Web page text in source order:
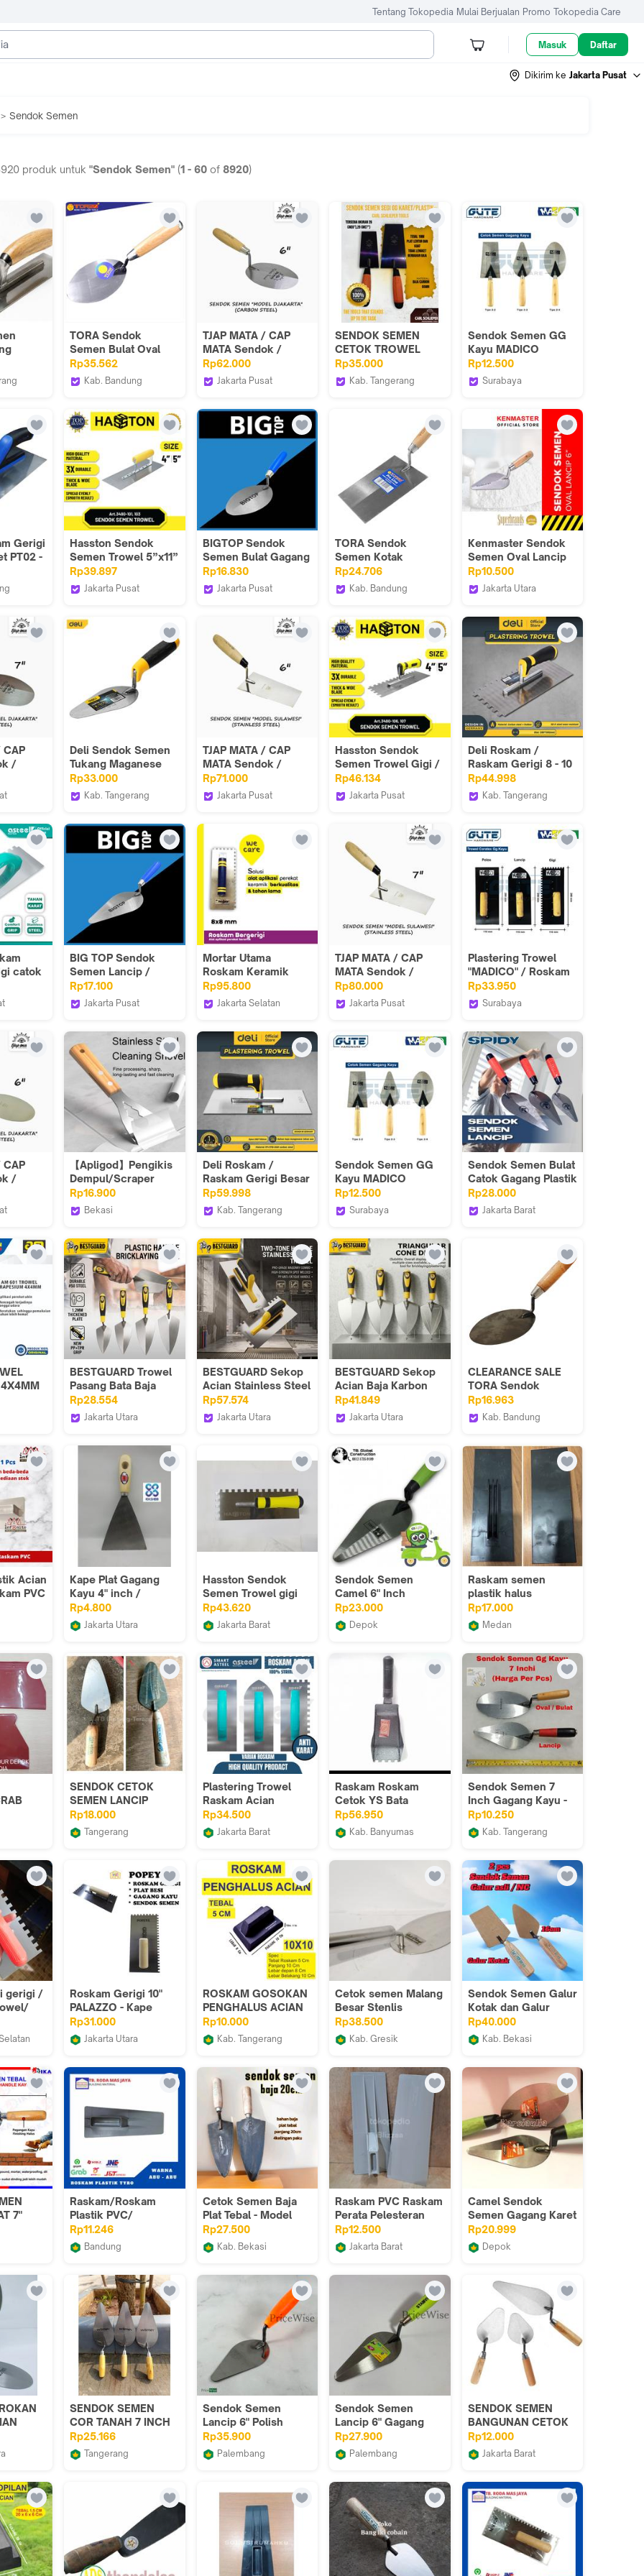
Tentang Tokopedia Mulai Berjualan Promo Tokopedia Care
Masuk Daftar
Dikirim ke Jakarta Pusat
> Sendok Semen
produk untuk "Sendok Semen" (1 - 60 of 8920)
Zehn
10cm
TORA Sendok
Semen Bulat Oval
Gagang Kayu 6 Inch
CS6
Rp35.562
Kab. Bandung
TJAP MATA / CAP
MATA Sendok /
Cetok Semen
Djakarta 6" (Carbon
Steel)
Rp62.000
Jakarta Pusat
SENDOK SEMEN
CETOK TROWEL
SEGI KOTAK
SEGIEMPAT CARL
SCHLIEPER 6' DAN 7'
Rp35.000
Kab. Tangerang
Sendok Semen GG
Kayu MADICO
Carbon Steel Tebal !
Lancip Persegi Oval
Rp12.500
Surabaya
Gerigi
PT02 -
Hasston Sendok
Semen Trowel 5”x11”
/ Cetok Semen
Plester (3480-101)
Rp39.897
Jakarta Pusat
BIGTOP Sendok
Semen Bulat Gagang
Kayu / Cetok Semen
(3500)
Rp16.830
Jakarta Pusat
TORA Sendok
Semen Kotak
Gagang Kayu 7 Inch
New
Rp24.706
Kab. Bandung
Kenmaster Sendok
Semen Oval Lancip
KM-1077 6 Inch / 7
Inch Gagang Kayu
Rp10.500
Jakarta Utara
Store
CAP
/
Deli Sendok Semen
Tukang Maganese
Steel 6 Inch & 8 Inch
Tebal Kokoh
Rp33.000
Kab. Tangerang
TJAP MATA / CAP
MATA Sendok /
Cetok Semen
Sulawesi 6" (Stainles
Steel)
Rp71.000
Jakarta Pusat
Hasston Sendok
Semen Trowel Gigi /
Cetok Semen
Plester Paint (3480)
Rp46.134
Jakarta Pusat
Deli Roskam /
Raskam Gerigi 8 - 10
Inch / Alat Plaster
Acian EDL50931X
Rp44.998
Kab. Tangerang
catok
BIG TOP Sendok
Semen Lancip /
Cetok Semen (3490)
Rp17.100
Jakarta Pusat
Mortar Utama
Roskam Keramik
Bergigi 8 mm
Rp95.800
Jakarta Selatan
TJAP MATA / CAP
MATA Sendok /
Cetok Semen
Sulawesi 7" -
Stainless Steel
Rp80.000
Jakarta Pusat
Plastering Trowel
"MADICO" / Roskam
/ Raskam / Untuk
Pasang Keramik
Rp33.950
Surabaya
CAP
/
【Apligod】Pengikis
Dempul/Scraper
Dempul/Knife
Plaster/Kapi
Stainless Anti
Steel/Putty
Knife/Putty Scraper
Rp16.900
Bekasi
Deli Roskam /
Raskam Gerigi Besar
10" / Alat Plaster
Acian EDL509311
Rp59.998
Kab. Tangerang
Sendok Semen GG
Kayu MADICO
Carbon Steel Tebal !
Lancip Persegi Oval
Rp12.500
Surabaya
Sendok Semen Bulat
Catok Gagang Plastik
Plester Acian Dinding
Lantai
Rp28.000
Jakarta Barat
4X4MM
BESTGUARD Trowel
Pasang Bata Baja
Karbon 6–9 Inci
Pegangan Empuk,
Pekerjaan Plester &
Lebih Mudah
Rp28.554
Jakarta Utara
BESTGUARD Sekop
Acian Stainless Steel
280×130mm, Pilihan
Bilah Polos & Bilah
Beralur 10mm×10mm
Rp57.574
Jakarta Utara
BESTGUARD Sekop
Acian Baja Karbon
Runcing, Ukuran
6/7/8/9 Inci Alat
Pasang Batu Bata,
untuk Plester
Dinding
Rp41.849
Jakarta Utara
CLEARANCE SALE
TORA Sendok
Semen Oval 6 Inch
Gagang Kayu
Rp16.963
Kab. Bandung
Acian
PVC
Kape Plat Gagang
Kayu 4" inch /
Scraper / Pisau
Dempul
Rp4.800
Jakarta Utara
Hasston Sendok
Semen Trowel gigi
gagang karet 5" x 11"
(3480-107)
Rp43.620
Jakarta Barat
Sendok Semen
Camel 6" Inch
Rp23.000
Depok
Construction
Raskam semen
plastik halus
Rp17.000
Medan
SENDOK CETOK
SEMEN LANCIP
Rp18.000
Tangerang
Plastering Trowel
Raskam Acian
sendok semen
Stainless steel
pasang Keramik
Berkualitas Bukan
Polesan
Rp34.500
Jakarta Barat
Raskam Roskam
Cetok YS Bata
Ringan Hebel Trowel
gagang karet 7.5 cm
Rp56.950
Kab. Banyumas
Sendok Semen 7
Inch Gagang Kayu -
Cetok Kape Cement
Rp10.250
Kab. Tangerang
Tangerang
gerigi /
Roskam Gerigi 10"
PALAZZO - Kape
Gagang Kayu
Rp31.000
Jakarta Utara
ROSKAM GOSOKAN
PENGHALUS ACIAN
TEBAL 5 CM UKURAN
10X10 CM DINDING
TEMBOK SEMEN
Rp10.000
Kab. Tangerang
Cetok semen Malang
Besar Stenlis
Rp38.500
Kab. Gresik
Sendok Semen Galur
Kotak dan Galur
Asli/NC - 2pcs
Rp40.000
Kab. Bekasi
7"
Raskam/Roskam
Plastik PVC/
Penghalus Semen
Tembok
Rp11.246
Bandung
Cetok Semen Baja
Plat Tebal - Model
Sendok Semen
Rp27.500
Kab. Bekasi
Raskam PVC Raskam
Perata Pelesteran
Roskam PVC Raskam
Rp12.500
Jakarta Barat
Camel Sendok
Semen Gagang Karet
6 inch Bulat / Lancip
ijo oren tergntung
stok
Rp20.999
Depok
OVAL
SENDOK SEMEN
COR TANAH 7 INCH
JUMBO GAGANG
FIBER PASIR GABUS
ALAT BGS
Rp25.166
Tangerang
Sendok Semen
Lancip 6" Polish
Kokon / Sekop Kecil
Tanah Kilat /Centong
Semen
Rp35.900
Palembang
Sendok Semen
Lancip 6" Gagang
Fiber / Sekop Kecil
Tanah /Centong
Semen
Rp27.900
Palembang
SENDOK SEMEN
BANGUNAN CETOK
SEMEN TUKANG
Rp12.000
Jakarta Barat